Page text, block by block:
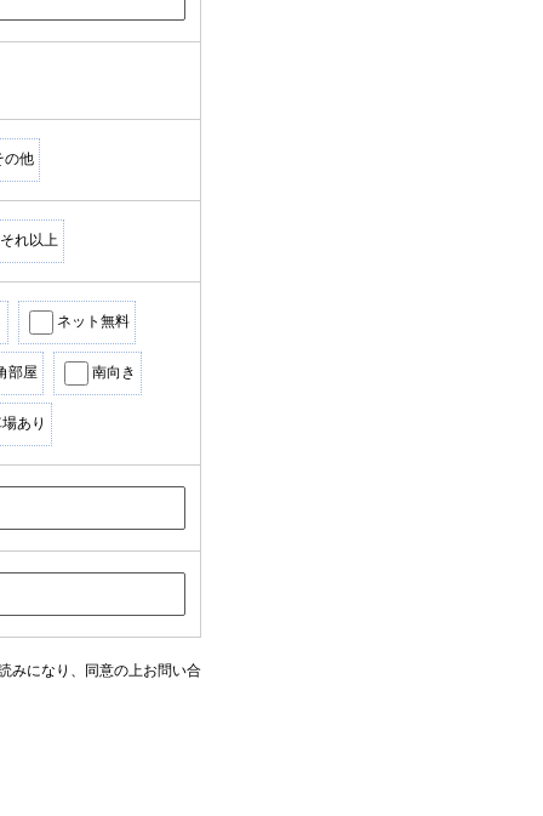
の他
それ以上
ネット無料
部屋 南向き
あり
みになり、同意の上お問い合